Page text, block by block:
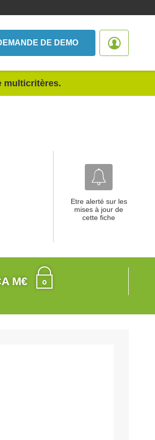
DE DEMO
multicritères.
Etre alerté sur les
mises à jour de
cette fiche
M€